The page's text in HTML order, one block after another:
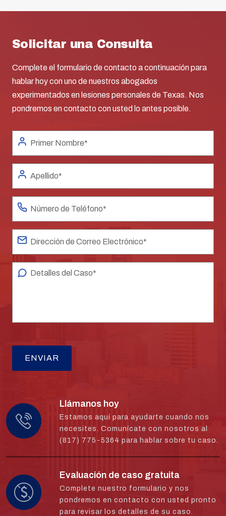
Solicitar una Consulta
Complete el formulario de contacto a continuación para
hablar hoy con uno de nuestros abogados
experimentados en lesiones personales de Texas. Nos
pondremos en contacto con usted lo antes posible.
Llámanos hoy
Estamos aquí para ayudarte cuando nos
necesites. Comunícate con nosotros al
(817) 775-5364 para hablar sobre tu caso.
Evaluación de caso gratuita
Complete nuestro formulario y nos
pondremos en contacto con usted pronto
para revisar los detalles de su caso.